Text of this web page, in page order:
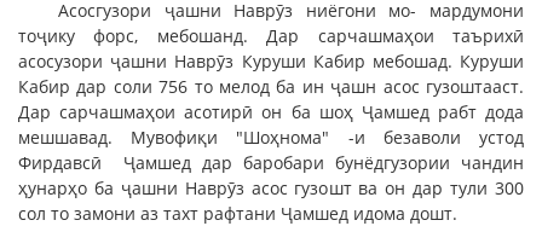
Асосгузори ҷашни Наврӯз ниёгони мо- мардумони
тоҷику форс, мебошанд. Дар сарчашмаҳои таърихӣ
асосузори ҷашни Наврӯз Куруши Кабир мебошад. Куруши
Кабир дар соли 756 то мелод ба ин ҷашн асос гузоштааст.
Дар сарчашмаҳои асотирӣ он ба шоҳ Ҷамшед рабт дода
мешшавад. Мувофиқи "Шоҳнома" -и безаволи устод
Фирдавсӣ Ҷамшед дар баробари бунёдгузории чандин
ҳунарҳо ба ҷашни Наврӯз асос гузошт ва он дар тули 300
сол то замони аз тахт рафтани Ҷамшед идома дошт.